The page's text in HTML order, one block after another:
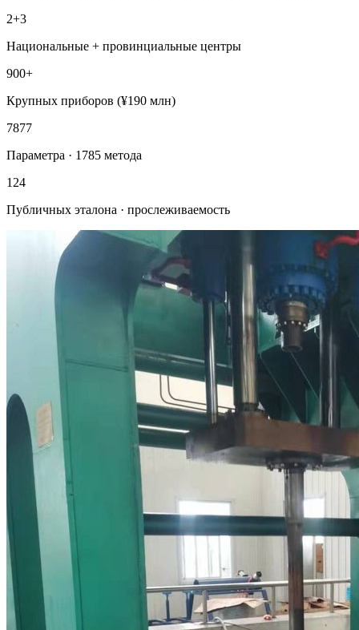
2+3
Национальные + провинциальные центры
900+
Крупных приборов (¥190 млн)
7877
Параметра · 1785 метода
124
Публичных эталона · прослеживаемость